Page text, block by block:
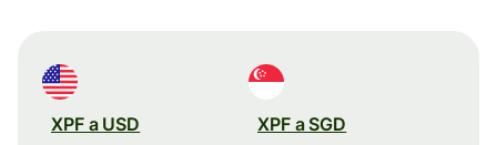
XPF a USD XPF a SGD